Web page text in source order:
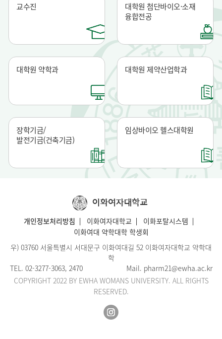
교수진
대학원 첨단바이오·소재
융합전공
대학원 약학과 대학원 제약산업학과
장학기금/
발전기금(건축기금)
임상바이오 헬스대학원
이화여자대학교
개인정보처리방침 이화여자대학교
이화포탈시스템
이화여대 약학대학 학생회
우) 03760 서울특별시 서대문구 이화여대길 52 이화여자대학교 약학대
학
TEL. 02-3277-3063, 2470Mail. pharm21@ewha.ac.kr
COPYRIGHT 2022 BY EWHA WOMANS UNIVERSITY. ALL RIGHTS
RESERVED.